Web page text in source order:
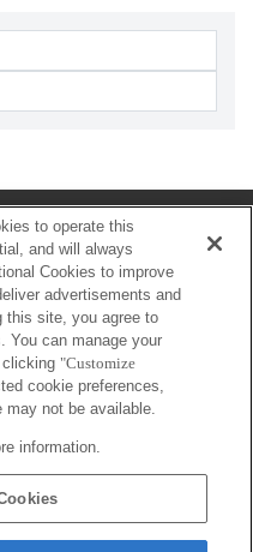
to operate this
and will always
Cookies to improve
advertisements and
this site, you agree to
You can manage your
"Customize
cookie preferences,
not be available.
information.